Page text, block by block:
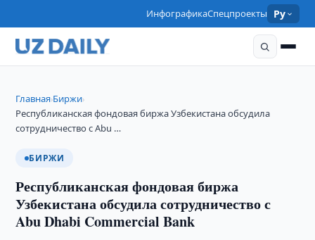
ИнфографикаСпецпроекты Ру
Главная›Биржи›
Республиканская фондовая биржа Узбекистана обсудила
сотрудничество с Abu …
БИРЖИ
Республиканская фондовая биржа
Узбекистана обсудила сотрудничество с
Abu Dhabi Commercial Bank